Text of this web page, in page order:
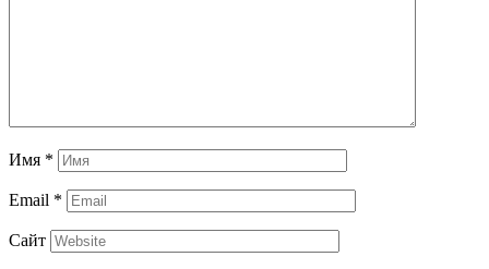
Имя *
Email *
Сайт